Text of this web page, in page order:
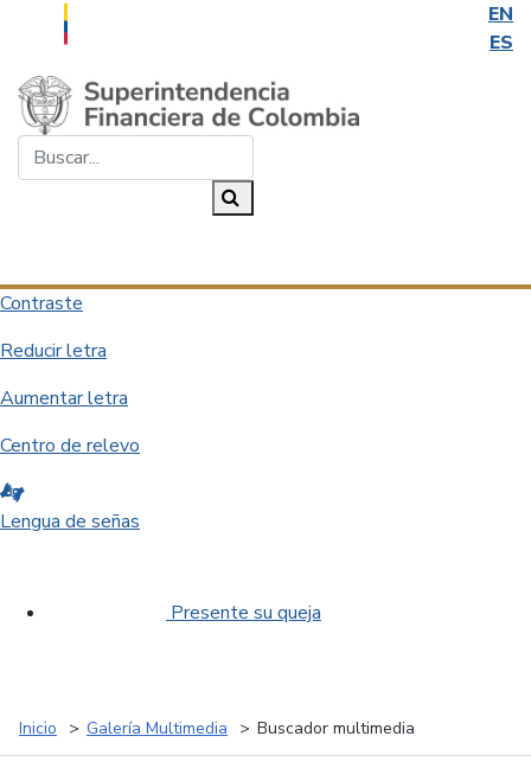
EN
ES
Saltar al contenido principal
Contraste
Reducir letra
Aumentar letra
Centro de relevo
Lengua de señas
Presente su queja
Inicio Galería Multimedia Buscador multimedia